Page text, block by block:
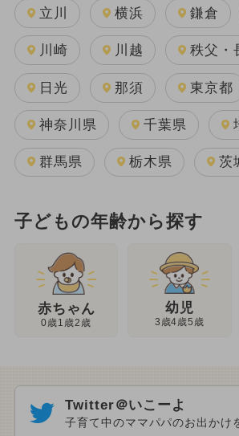
立川 横浜 鎌倉
川崎 川越 秩父・
日光 那須 東京都
神奈川県 千葉県
群馬県 栃木県 茨
子どもの年齢から探す
赤ちゃん
0歳1歳2歳
幼児
3歳4歳5歳
Twitter＠いこーよ
子育て中のママパパのお出かけ